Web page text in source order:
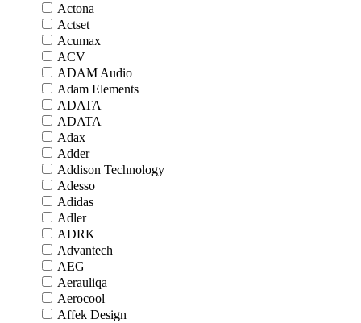
Actona
Actset
Acumax
ACV
ADAM Audio
Adam Elements
ADATA
ADATA
Adax
Adder
Addison Technology
Adesso
Adidas
Adler
ADRK
Advantech
AEG
Aerauliqa
Aerocool
Affek Design